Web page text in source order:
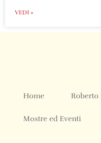
VEDI »
Home Roberto
Mostre ed Eventi